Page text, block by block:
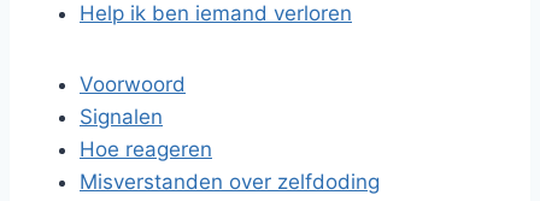
Help ik ben iemand verloren
Voorwoord
Signalen
Hoe reageren
Misverstanden over zelfdoding